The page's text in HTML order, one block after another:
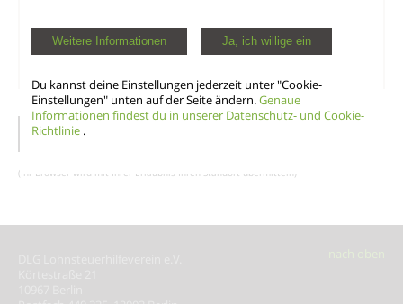
(Ihr Browser wird mit Ihrer Erlaubnis Ihren Standort übermitteln)
Weitere Informationen Ja, ich willige ein
Du kannst deine Einstellungen jederzeit unter "Cookie-
Einstellungen" unten auf der Seite ändern.Genaue
Informationen findest du in unserer Datenschutz- und Cookie-
Richtlinie .